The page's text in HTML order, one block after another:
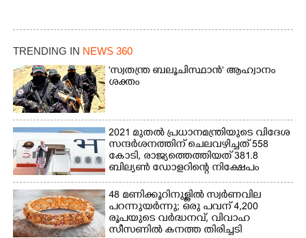
TRENDING IN NEWS 360
'സ്വതന്ത്ര ബലൂചിസ്ഥാൻ' ആഹ്വാനം
ശക്തം
2021 മുതൽ പ്രധാനമന്ത്രിയുടെ വിദേശ
സന്ദർശനത്തിന് ചെലവഴിച്ചത് 558
കോടി, രാജ്യത്തെത്തിയത് 381.8
ബില്യൺ ഡോളറിന്റെ നിക്ഷേപം
48 മണിക്കൂറിനുള്ളിൽ സ്വർണവില
പറന്നുയർന്നു; ഒരു പവന് 4,200
രൂപയുടെ വർദ്ധനവ്, വിവാഹ
സീസണിൽ കനത്ത തിരിച്ചടി